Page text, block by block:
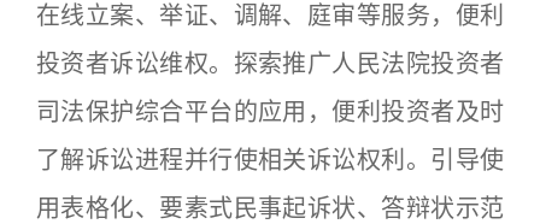
在线立案、举证、调解、庭审等服务，便利
投资者诉讼维权。探索推广人民法院投资者
司法保护综合平台的应用，便利投资者及时
了解诉讼进程并行使相关诉讼权利。引导使
用表格化、要素式民事起诉状、答辩状示范